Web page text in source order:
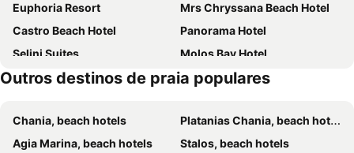
Euphoria Resort
Mrs Chryssana Beach Hotel
Castro Beach Hotel
Panorama Hotel
Selini Suites
Molos Bay Hotel
Atlantica Ocean Beach Resort
Golden Rose Suites
Balos Beach
Falasarna Bay
Asterion Suites & Spa - Designed for Adults
Lefka
Outros destinos de praia populares
Chania, beach hotels
Platanias Chania, beach hotels
Agia Marina, beach hotels
Stalos, beach hotels